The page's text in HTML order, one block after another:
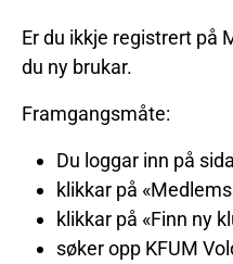
Er du ikkje registrert på
du ny brukar.
Framgangsmåte:
Du loggar inn på
klikkar på
klikkar på «Finn ny
søker opp KFUM